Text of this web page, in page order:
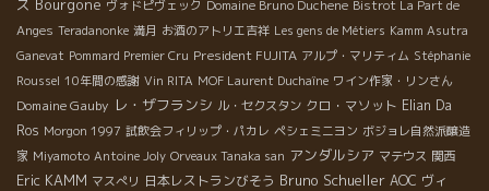
ス Bourgone ヴォドピヴェック Domaine Bruno Duchene Bistrot La Part de
Anges Teradanonke 満月 お酒のアトリエ吉祥 Les gens de Métiers Kamm Asutra
Ganevat Pommard Premier Cru President FUJITA アルプ・マリティム Stéphanie
Roussel 10年間の感謝 Vin RITA MOF Laurent Duchaîne ワイン作家・リンさん
Domaine Gauby レ・ザフランシ ル・セクスタン クロ・マソット Elian Da
Ros Morgon 1997 試飲会フィリップ・パカレ ペシェミニヨン ボジョレ自然派醸造
家 Miyamoto Antoine Joly Orveaux Tanaka san アンダルシア マテウス 関西
Eric KAMM マスぺリ 日本レストランびそう Bruno Schueller AOC ヴィ